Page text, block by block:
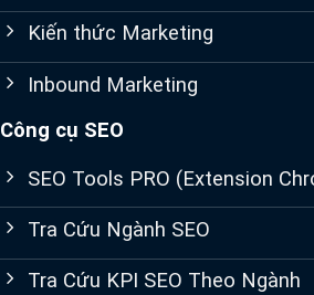
Kiến thức Marketing
Inbound Marketing
Công cụ SEO
SEO Tools PRO (Extension
Tra Cứu Ngành SEO
Tra Cứu KPI SEO Theo Ngành